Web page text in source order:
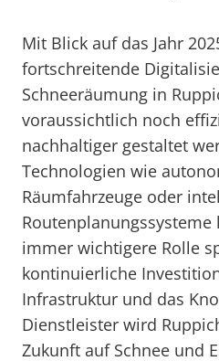
Mit Blick auf das Jahr
fortschreitende
Schneeräumung in
voraussichtlich noch
nachhaltiger gestaltet
Technologien wie
Räumfahrzeuge oder
immer wichtigere Rolle
kontinuierliche
Infrastruktur und das
Dienstleister wird
Zukunft auf Schnee und